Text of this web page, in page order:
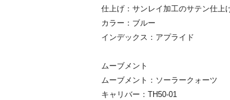
仕上げ：サンレイ加工のサテン仕上
カラー：ブルー
インデックス：アプライド
ムーブメント
ムーブメント：ソーラークォーツ
キャリバー：TH50-01